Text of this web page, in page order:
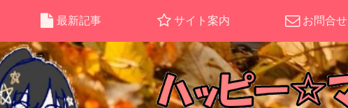
最新記事 サイト案内 お問合せ